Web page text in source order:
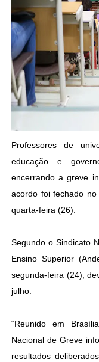
Professores de
educação e
encerrando a greve
acordo foi fechado
quarta-feira (26).
Segundo o Sindicato
Ensino Superior
segunda-feira (24),
julho.
“Reunido em
Nacional de Greve
resultados